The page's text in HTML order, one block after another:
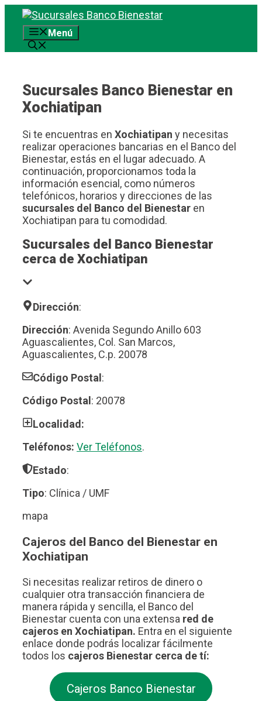
Saltar
contenidoMenú
Sucursales Banco Bienestar en
Xochiatipan
Si te encuentras en Xochiatipan y necesitas
realizar operaciones bancarias en el Banco del
Bienestar, estás en el lugar adecuado. A
continuación, proporcionamos toda la
información esencial, como números
telefónicos, horarios y direcciones de las
sucursales del Banco del Bienestar en
Xochiatipan para tu comodidad.
Sucursales del Banco Bienestar
cerca de Xochiatipan
Dirección:
Dirección: Avenida Segundo Anillo 603
Aguascalientes, Col. San Marcos,
Aguascalientes, C.p. 20078
Código Postal :
Código Postal : 20078
Localidad:
Teléfonos: Ver Teléfonos.
Estado:
Tipo: Clínica / UMF
mapa
Cajeros del Banco del Bienestar en
Xochiatipan
Si necesitas realizar retiros de dinero o
cualquier otra transacción financiera de
manera rápida y sencilla, el Banco del
Bienestar cuenta con una extensa red de
cajeros en Xochiatipan. Entra en el siguiente
enlace donde podrás localizar fácilmente
todos los cajeros Bienestar cerca de tí:
Cajeros Banco Bienestar